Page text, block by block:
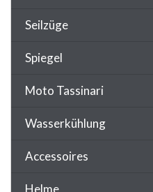
Seilzüge
Spiegel
Moto Tassinari
Wasserkühlung
Accessoires
Helme